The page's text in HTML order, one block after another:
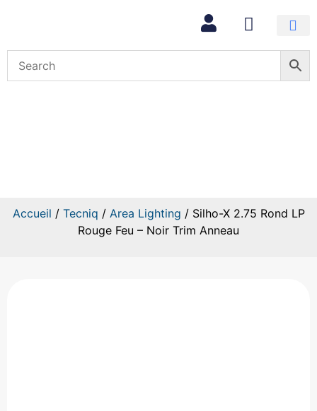
Accueil / Tecniq / Area Lighting / Silho-X 2.75 Rond LP
Rouge Feu – Noir Trim Anneau